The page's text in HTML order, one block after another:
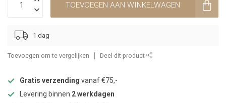
TOEVOEGEN AAN WINKELWAGEN
1 dag
Toevoegen om te vergelijken Deel dit product
Gratis verzending vanaf €75,-
Levering binnen 2 werkdagen